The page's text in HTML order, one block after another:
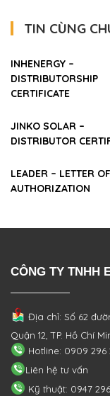
TIN CÙNG
INHENERGY –
DISTRIBUTORSHIP
CERTIFICATE
JINKO SOLAR –
DISTRIBUTOR
LEADER – LETTER OF
AUTHORIZATION
CÔNG TY TNHH
Địa chỉ: Số 62
Quận 12, TP. Hồ Chí
Hotline: 0909 296
Liên hệ tư vấn
Kỹ thuật: 0947